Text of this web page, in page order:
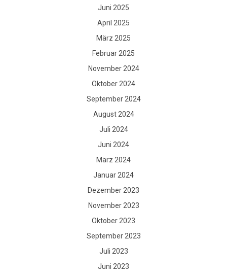
Juni 2025
April 2025
März 2025
Februar 2025
November 2024
Oktober 2024
September 2024
August 2024
Juli 2024
Juni 2024
März 2024
Januar 2024
Dezember 2023
November 2023
Oktober 2023
September 2023
Juli 2023
Juni 2023